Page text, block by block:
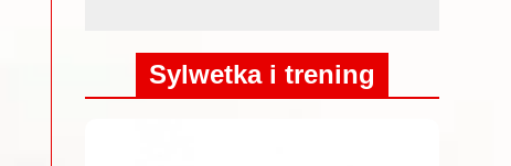
Sylwetka i trening